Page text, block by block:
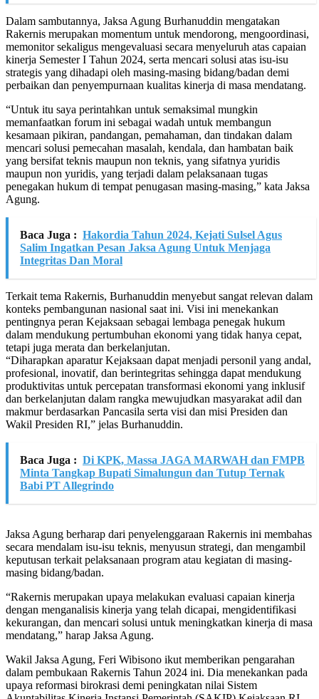
Dalam sambutannya, Jaksa Agung Burhanuddin mengatakan
Rakernis merupakan momentum untuk mendorong, mengoordinasi,
memonitor sekaligus mengevaluasi secara menyeluruh atas capaian
kinerja Semester I Tahun 2024, serta mencari solusi atas isu-isu
strategis yang dihadapi oleh masing-masing bidang/badan demi
perbaikan dan penyempurnaan kualitas kinerja di masa mendatang.
“Untuk itu saya perintahkan untuk semaksimal mungkin
memanfaatkan forum ini sebagai wadah untuk membangun
kesamaan pikiran, pandangan, pemahaman, dan tindakan dalam
mencari solusi pemecahan masalah, kendala, dan hambatan baik
yang bersifat teknis maupun non teknis, yang sifatnya yuridis
maupun non yuridis, yang terjadi dalam pelaksanaan tugas
penegakan hukum di tempat penugasan masing-masing,” kata Jaksa
Agung.
Baca Juga : Hakordia Tahun 2024, Kejati Sulsel Agus
Salim Ingatkan Pesan Jaksa Agung Untuk Menjaga
Integritas Dan Moral
Terkait tema Rakernis, Burhanuddin menyebut sangat relevan dalam
konteks pembangunan nasional saat ini. Visi ini menekankan
pentingnya peran Kejaksaan sebagai lembaga penegak hukum
dalam mendukung pertumbuhan ekonomi yang tidak hanya cepat,
tetapi juga merata dan berkelanjutan.
“Diharapkan aparatur Kejaksaan dapat menjadi personil yang andal,
profesional, inovatif, dan berintegritas sehingga dapat mendukung
produktivitas untuk percepatan transformasi ekonomi yang inklusif
dan berkelanjutan dalam rangka mewujudkan masyarakat adil dan
makmur berdasarkan Pancasila serta visi dan misi Presiden dan
Wakil Presiden RI,” jelas Burhanuddin.
Baca Juga : Di KPK, Massa JAGA MARWAH dan FMPB
Minta Tangkap Bupati Simalungun dan Tutup Ternak
Babi PT Allegrindo
Jaksa Agung berharap dari penyelenggaraan Rakernis ini membahas
secara mendalam isu-isu teknis, menyusun strategi, dan mengambil
keputusan terkait pelaksanaan program atau kegiatan di masing-
masing bidang/badan.
“Rakernis merupakan upaya melakukan evaluasi capaian kinerja
dengan menganalisis kinerja yang telah dicapai, mengidentifikasi
kekurangan, dan mencari solusi untuk meningkatkan kinerja di masa
mendatang,” harap Jaksa Agung.
Wakil Jaksa Agung, Feri Wibisono ikut memberikan pengarahan
dalam pembukaan Rakernis Tahun 2024 ini. Dia menekankan pada
upaya reformasi birokrasi demi peningkatan nilai Sistem